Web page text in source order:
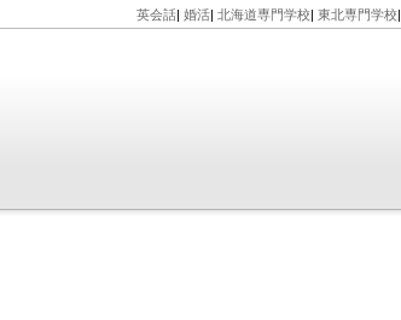
英会話| 婚活| 北海道専門学校| 東北専門学校|